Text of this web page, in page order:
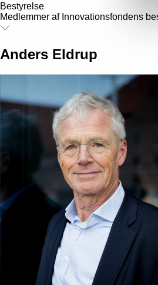
Bestyrelse
Medlemmer af Innovationsfondens
Anders Eldrup